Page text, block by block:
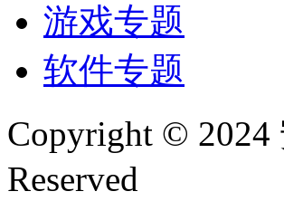
游戏专题
软件专题
Copyright © 2024
Reserved